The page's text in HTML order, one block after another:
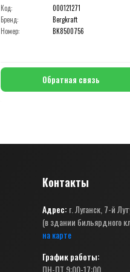
Код:
000121271
Бренд:
Bergkraft
Номер:
BK8500756
Обратная связь
Контакты
Адрес: г. Луганск, 7-й
(в здании бильярдного
на карте
График работы:
ПН-ПТ 9:00-17:00